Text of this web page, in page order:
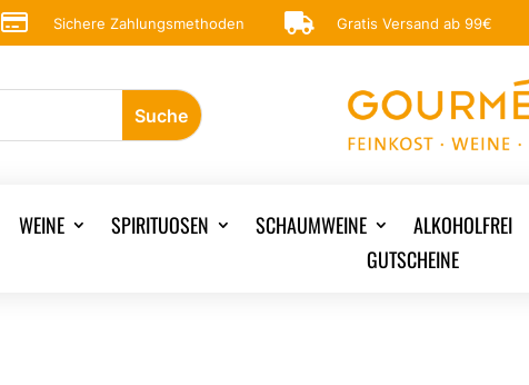
 Sichere Zahlungsmethoden  Gratis Versand ab 99€
WEINE SPIRITUOSEN SCHAUMWEINE ALKOHOLFREI
GUTSCHEINE